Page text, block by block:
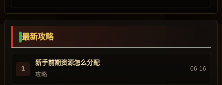
最新攻略
1
新手前期资源怎么分配
攻略
06-16